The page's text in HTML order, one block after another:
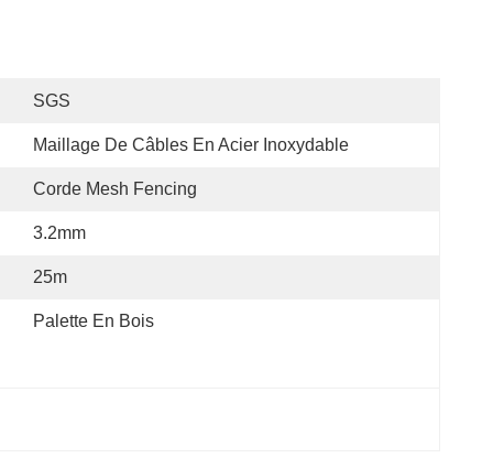
SGS
Maillage De Câbles En Acier Inoxydable
Corde Mesh Fencing
3.2mm
25m
Palette En Bois